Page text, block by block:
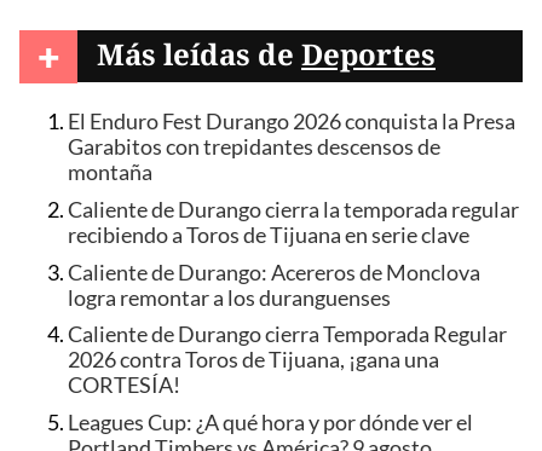
+ Más leídas de Deportes
El Enduro Fest Durango 2026 conquista la Presa
Garabitos con trepidantes descensos de
montaña
Caliente de Durango cierra la temporada regular
recibiendo a Toros de Tijuana en serie clave
Caliente de Durango: Acereros de Monclova
logra remontar a los duranguenses
Caliente de Durango cierra Temporada Regular
2026 contra Toros de Tijuana, ¡gana una
CORTESÍA!
Leagues Cup: ¿A qué hora y por dónde ver el